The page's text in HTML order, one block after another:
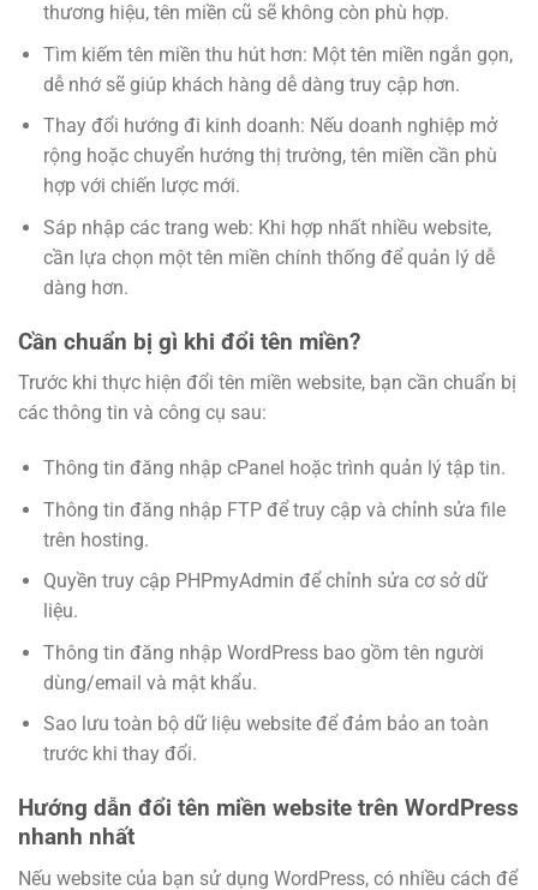
thương hiệu, tên miền cũ sẽ không còn phù hợp.
Tìm kiếm tên miền thu hút hơn: Một tên miền ngắn gọn,
dễ nhớ sẽ giúp khách hàng dễ dàng truy cập hơn.
Thay đổi hướng đi kinh doanh: Nếu doanh nghiệp mở
rộng hoặc chuyển hướng thị trường, tên miền cần phù
hợp với chiến lược mới.
Sáp nhập các trang web: Khi hợp nhất nhiều website,
cần lựa chọn một tên miền chính thống để quản lý dễ
dàng hơn.
Cần chuẩn bị gì khi đổi tên miền?
Trước khi thực hiện đổi tên miền website, bạn cần chuẩn bị
các thông tin và công cụ sau:
Thông tin đăng nhập cPanel hoặc trình quản lý tập tin.
Thông tin đăng nhập FTP để truy cập và chỉnh sửa file
trên hosting.
Quyền truy cập PHPmyAdmin để chỉnh sửa cơ sở dữ
liệu.
Thông tin đăng nhập WordPress bao gồm tên người
dùng/email và mật khẩu.
Sao lưu toàn bộ dữ liệu website để đảm bảo an toàn
trước khi thay đổi.
Hướng dẫn đổi tên miền website trên WordPress
nhanh nhất
Nếu website của bạn sử dụng WordPress, có nhiều cách để